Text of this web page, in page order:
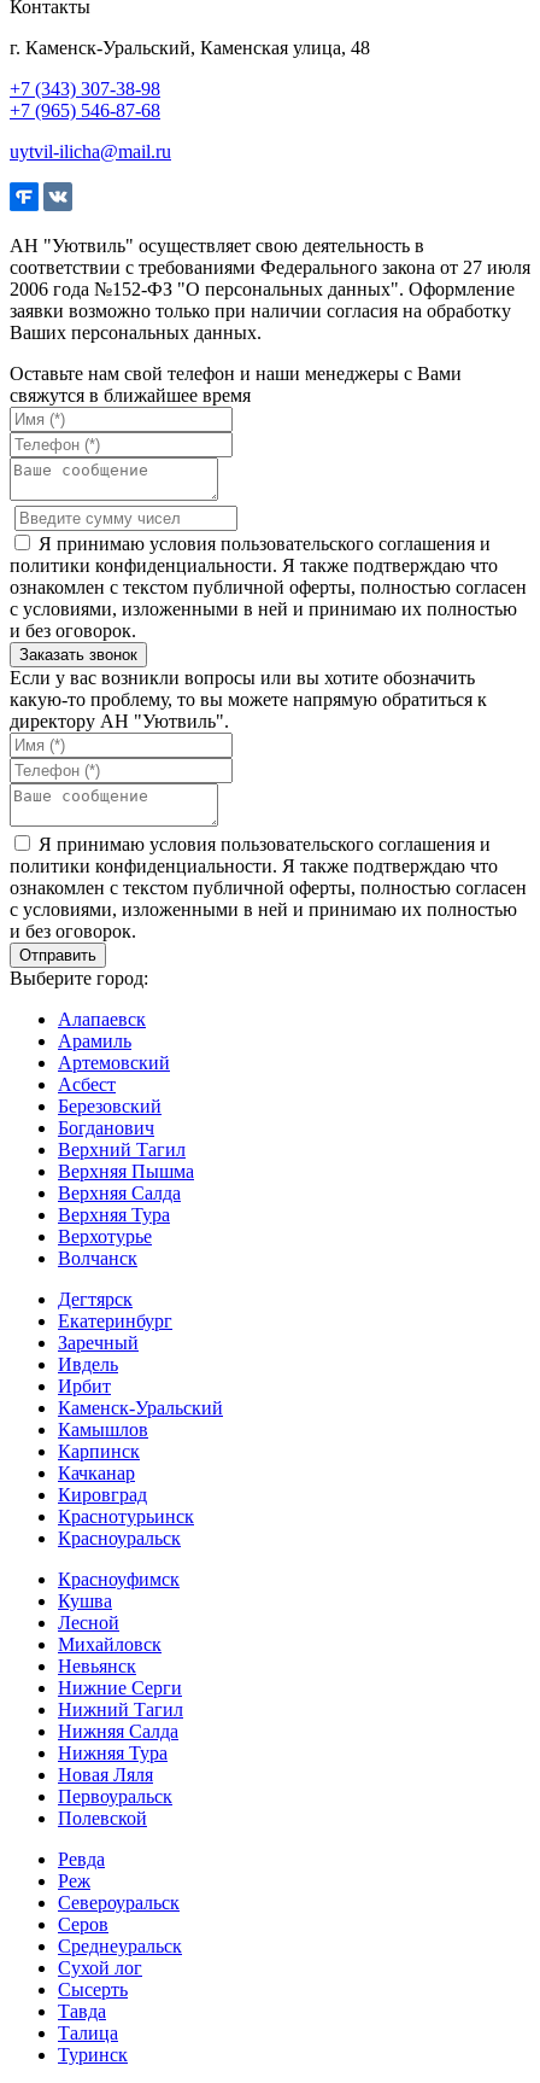
Контакты
г. Каменск-Уральский, Каменская улица, 48
+7 (343) 307-38-98
+7 (965) 546-87-68
uytvil-ilicha@mail.ru
АН "Уютвиль" осуществляет свою деятельность в
соответствии с требованиями Федерального закона от 27 июля
2006 года №152-ФЗ "О персональных данных". Оформление
заявки возможно только при наличии согласия на обработку
Ваших персональных данных.
Оставьте нам свой телефон и наши менеджеры с Вами
свяжутся в ближайшее время
Я принимаю условия пользовательского соглашения и
политики конфиденциальности. Я также подтверждаю что
ознакомлен с текстом публичной оферты, полностью согласен
с условиями, изложенными в ней и принимаю их полностью
и без оговорок.
Если у вас возникли вопросы или вы хотите обозначить
какую-то проблему, то вы можете напрямую обратиться к
директору АН "Уютвиль".
Я принимаю условия пользовательского соглашения и
политики конфиденциальности. Я также подтверждаю что
ознакомлен с текстом публичной оферты, полностью согласен
с условиями, изложенными в ней и принимаю их полностью
и без оговорок.
Выберите город:
Алапаевск
Арамиль
Артемовский
Асбест
Березовский
Богданович
Верхний Тагил
Верхняя Пышма
Верхняя Салда
Верхняя Тура
Верхотурье
Волчанск
Дегтярск
Екатеринбург
Заречный
Ивдель
Ирбит
Каменск-Уральский
Камышлов
Карпинск
Качканар
Кировград
Краснотурьинск
Красноуральск
Красноуфимск
Кушва
Лесной
Михайловск
Невьянск
Нижние Серги
Нижний Тагил
Нижняя Салда
Нижняя Тура
Новая Ляля
Первоуральск
Полевской
Ревда
Реж
Североуральск
Серов
Среднеуральск
Сухой лог
Сысерть
Тавда
Талица
Туринск